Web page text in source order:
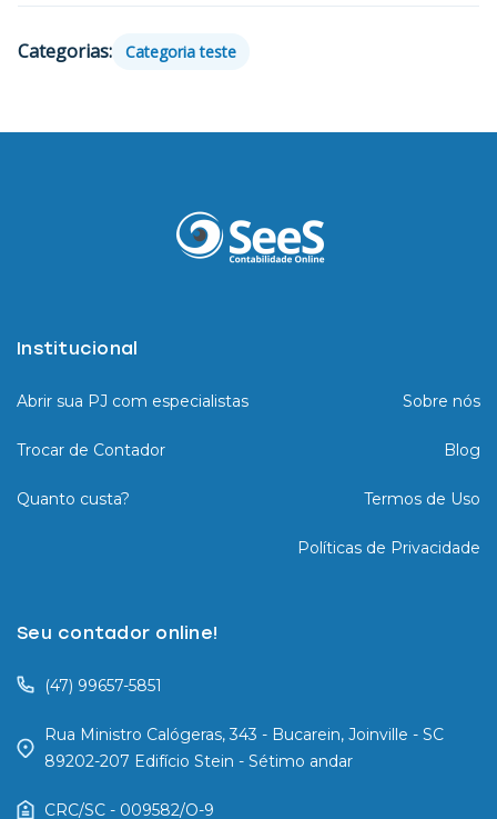
Categorias: Categoria teste
Institucional
Abrir sua PJ com especialistas
Trocar de Contador
Quanto custa?
Sobre nós
Blog
Termos de Uso
Políticas de Privacidade
Seu contador online!
(47) 99657-5851
Rua Ministro Calógeras, 343 - Bucarein, Joinville - SC
89202-207 Edifício Stein - Sétimo andar
CRC/SC - 009582/O-9